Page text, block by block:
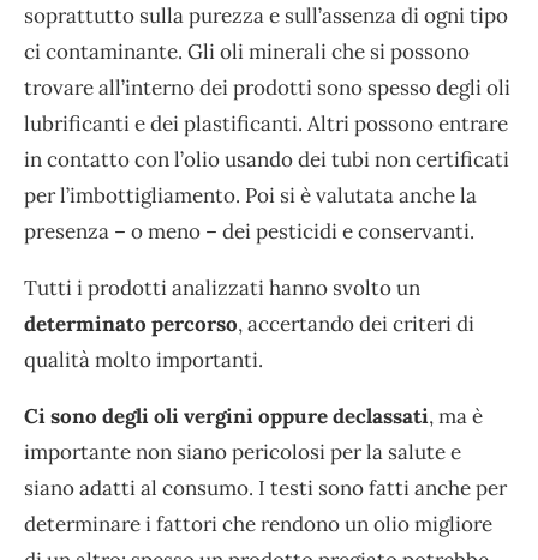
soprattutto sulla purezza e sull’assenza di ogni tipo
ci contaminante. Gli oli minerali che si possono
trovare all’interno dei prodotti sono spesso degli oli
lubrificanti e dei plastificanti. Altri possono entrare
in contatto con l’olio usando dei tubi non certificati
per l’imbottigliamento. Poi si è valutata anche la
presenza – o meno – dei pesticidi e conservanti.
Tutti i prodotti analizzati hanno svolto un
determinato percorso, accertando dei criteri di
qualità molto importanti.
Ci sono degli oli vergini oppure declassati, ma è
importante non siano pericolosi per la salute e
siano adatti al consumo. I testi sono fatti anche per
determinare i fattori che rendono un olio migliore